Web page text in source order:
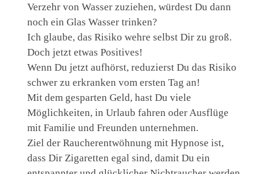
Verzehr von Wasser zuziehen, würdest Du dann
noch ein Glas Wasser trinken?
Ich glaube, das Risiko wehre selbst Dir zu groß.
Doch jetzt etwas Positives!
Wenn Du jetzt aufhörst, reduzierst Du das Risiko
schwer zu erkranken vom ersten Tag an!
Mit dem gesparten Geld, hast Du viele
Möglichkeiten, in Urlaub fahren oder Ausflüge
mit Familie und Freunden unternehmen.
Ziel der Raucherentwöhnung mit Hypnose ist,
dass Dir Zigaretten egal sind, damit Du ein